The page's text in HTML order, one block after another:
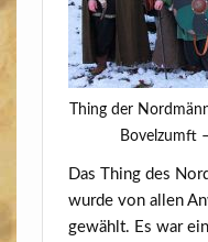
Thing der
Bovelzumft
Das Thing des
wur­de von allen
gewählt. Es war